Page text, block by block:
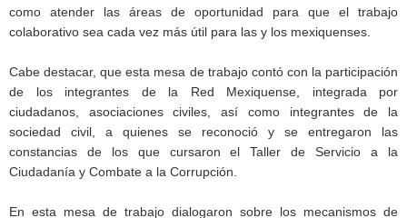
como atender las áreas de oportunidad para que el trabajo
colaborativo sea cada vez más útil para las y los mexiquenses.
Cabe destacar, que esta mesa de trabajo contó con la participación
de los integrantes de la Red Mexiquense, integrada por
ciudadanos, asociaciones civiles, así como integrantes de la
sociedad civil, a quienes se reconoció y se entregaron las
constancias de los que cursaron el Taller de Servicio a la
Ciudadanía y Combate a la Corrupción.
En esta mesa de trabajo dialogaron sobre los mecanismos de